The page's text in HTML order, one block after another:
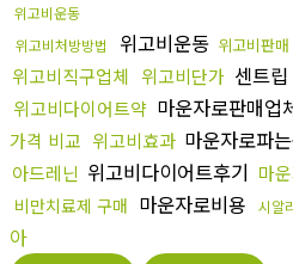
위고비운동
위고비처방방법
위고비운동 위고비판매
위고비직구업체 위고비단가 센트립
위고비다이어트약 마운자로판매업
가격 비교 위고비효과 마운자로파
아드레닌 위고비다이어트후기 마
비만치료제 구매 마운자로비용 시알
아